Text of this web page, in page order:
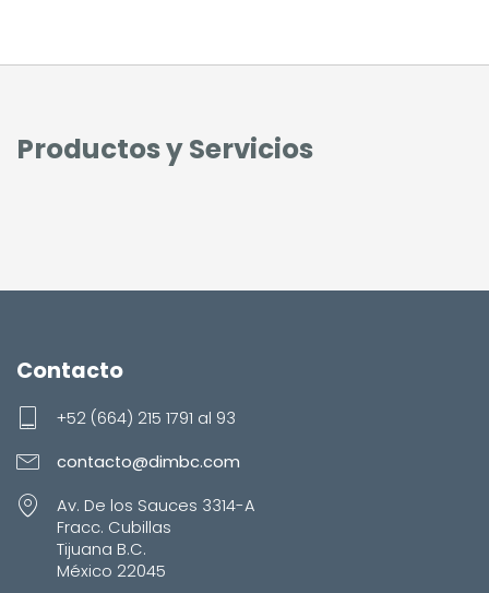
Productos y Servicios
Contacto
+52 (664) 215 1791 al 93
contacto@dimbc.com
Av. De los Sauces 3314-A
Fracc. Cubillas
Tijuana B.C.
México 22045